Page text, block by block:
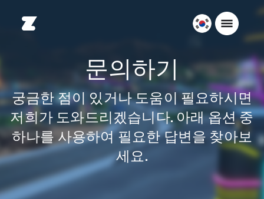
대
국
한
국
어
문의하기
궁금한 점이 있거나 도움이 필요하시면
저희가 도와드리겠습니다. 아래 옵션 중
하나를 사용하여 필요한 답변을 찾아보
세요.